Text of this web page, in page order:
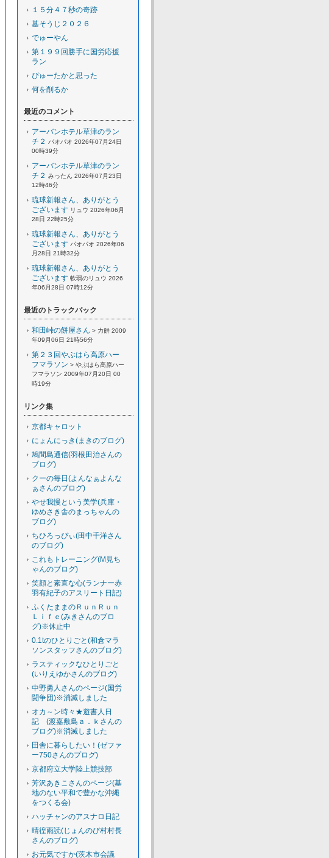
１５分４７秒の奇跡
墓そうじ２０２６
でゅーやん
第１９９回勝手に国労応援
ラン
ぴゅーたかと思った
何を削るか
最近のコメント
アーバンホテル草津のラン
チ２
パオパオ 2026年07月24日
00時39分
アーバンホテル草津のラン
チ２ みったん 2026年07月23日
12時46分
琉球新報さん、ありがとう
ございます リュウ 2026年06月
28日 22時25分
琉球新報さん、ありがとう
ございます パオパオ 2026年06
月28日 21時32分
琉球新報さん、ありがとう
ございます 軟弱のリュウ 2026
年06月28日 07時12分
最近のトラックバック
和田峠の餅屋さん > 力餅 2009
年09月06日 21時56分
第２３回やぶはら高原ハー
フマラソン > やぶはら高原ハー
フマラソン 2009年07月20日 00
時19分
リンク集
京都キャロット
にょんにっき(まきのブログ)
鳩間島通信(羽根田治さんの
ブログ)
クーの毎日(よんなぁよんな
ぁさんのブログ)
やせ我慢という美学(兵庫・
ゆめさき舎のまっちゃんの
ブログ)
ちひろっぴぃ(田中千洋さん
のブログ)
これもトレーニング(M見ち
ゃんのブログ)
笑顔と素直な心(ランナー赤
羽有紀子のアスリート日記)
ふくたままのＲｕｎＲｕｎ
Ｌｉｆｅ(みきさんのブロ
グ)※休止中
0.1tのひとりごと(和倉マラ
ソンスタッフさんのブログ)
ラスティックなひとりごと
(いりえゆかさんのブログ)
中野勇人さんのページ(国労
闘争団)※消滅しました
オカ～ン時々★遊書人日
記 (渡嘉敷島ａ．ｋさんの
ブログ)※消滅しました
田舎に暮らしたい！(ゼファ
ー750さんのプログ)
京都府立大学陸上競技部
芳沢あきこさんのページ(基
地のない平和で豊かな沖縄
をつくる会)
ハッチャンのアスナロ日記
晴徨雨読(じょんのび村村長
さんのブログ)
お元気ですか(茨木市会議